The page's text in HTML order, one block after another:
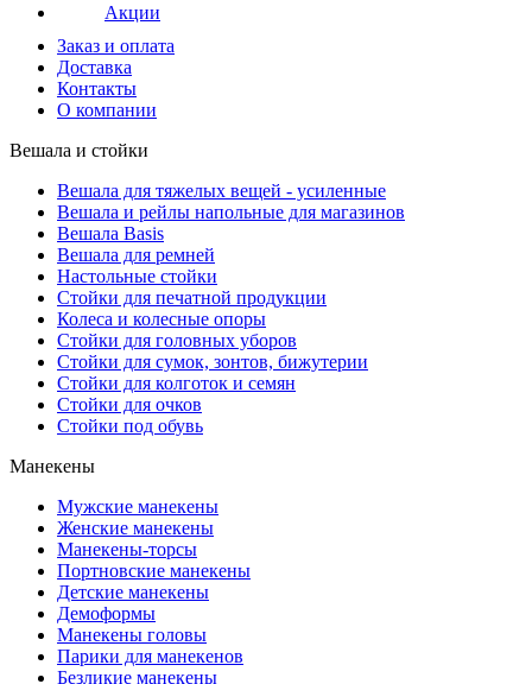
Акции
Заказ и оплата
Доставка
Контакты
О компании
Вешала и стойки
Вешала для тяжелых вещей - усиленные
Вешала и рейлы напольные для магазинов
Вешала Basis
Вешала для ремней
Настольные стойки
Стойки для печатной продукции
Колеса и колесные опоры
Стойки для головных уборов
Стойки для сумок, зонтов, бижутерии
Стойки для колготок и семян
Стойки для очков
Стойки под обувь
Манекены
Мужские манекены
Женские манекены
Манекены-торсы
Портновские манекены
Детские манекены
Демоформы
Манекены головы
Парики для манекенов
Безликие манекены